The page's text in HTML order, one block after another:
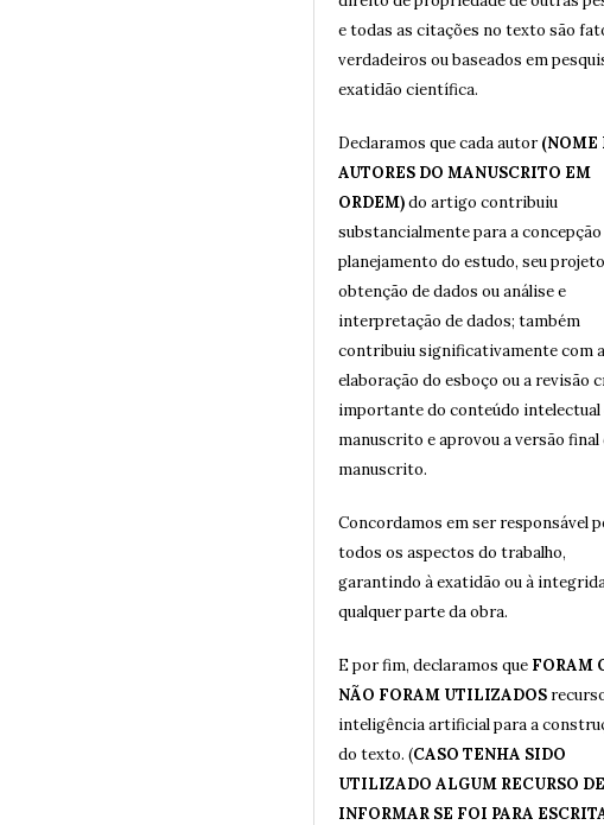
e todas as citações no texto são
verdadeiros ou baseados em
exatidão científica.
Declaramos que cada autor(NOME
AUTORES DO MANUSCRITO EM
ORDEM)do artigo contribuiu
substancialmente para a concepção
planejamento do estudo, seu
obtenção de dados ou análise e
interpretação de dados; também
contribuiu significativamente com a
elaboração do esboço ou a revisão
importante do conteúdo intelectual
manuscrito e aprovou a versão final
manuscrito.
Concordamos em ser responsável
todos os aspectos do trabalho,
garantindo à exatidão ou à
qualquer parte da obra.
E por fim, declaramos que FORAM
NÃO FORAM UTILIZADOS
inteligência artificial para a
do texto. (CASO TENHA SIDO
UTILIZADO ALGUM RECURSO
INFORMAR SE FOI PARA